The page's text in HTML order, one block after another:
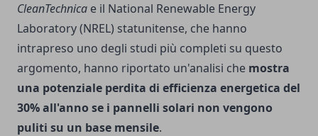
CleanTechnica e il National Renewable Energy
Laboratory(NREL) statunitense, che hanno
intrapreso uno degli studi più completi su questo
argomento, hanno riportato un'analisi che mostra
una potenziale perdita di efficienza energetica del
30% all'anno se i pannelli solari non vengono
puliti su un base mensile.